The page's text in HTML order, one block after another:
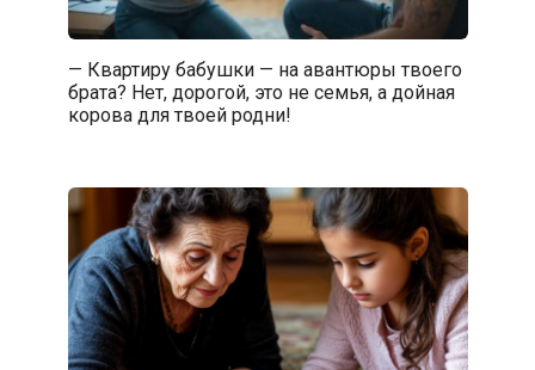
— Квартиру бабушки — на авантюры твоего
брата? Нет, дорогой, это не семья, а дойная
корова для твоей родни!